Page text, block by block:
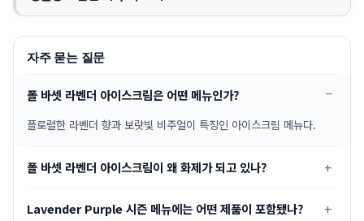
자주 묻는 질문
폴 바셋 라벤더 아이스크림은 어떤 메뉴인가?
플로럴한 라벤더 향과 보랏빛 비주얼이 특징인 아이스크림 메뉴다.
폴 바셋 라벤더 아이스크림이 왜 화제가 되고 있나?
Lavender Purple 시즌 메뉴에는 어떤 제품이 포함됐나?